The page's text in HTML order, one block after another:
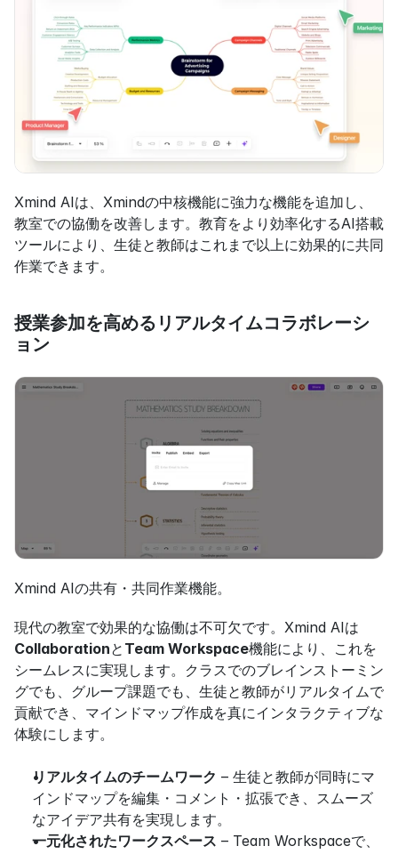
Xmind AIは、Xmindの中核機能に強力な機能を追加し、
教室での協働を改善します。教育をより効率化するAI搭載
ツールにより、生徒と教師はこれまで以上に効果的に共同
作業できます。
授業参加を高めるリアルタイムコラボレーシ
ョン
Xmind AIの共有・共同作業機能。
現代の教室で効果的な協働は不可欠です。Xmind AIは
Collaborationと Team Workspace機能により、これを
シームレスに実現します。クラスでのブレインストーミン
グでも、グループ課題でも、生徒と教師がリアルタイムで
貢献でき、マインドマップ作成を真にインタラクティブな
体験にします。
リアルタイムのチームワーク – 生徒と教師が同時にマ
インドマップを編集・コメント・拡張でき、スムーズ
なアイデア共有を実現します。
一元化されたワークスペース – Team Workspaceで、